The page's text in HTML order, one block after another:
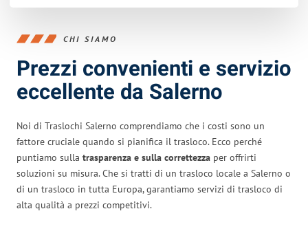
CHI SIAMO
Prezzi convenienti e servizio
eccellente da Salerno
Noi di Traslochi Salerno comprendiamo che i costi sono un
fattore cruciale quando si pianifica il trasloco. Ecco perché
puntiamo sulla trasparenza e sulla correttezza per offrirti
soluzioni su misura. Che si tratti di un trasloco locale a Salerno o
di un trasloco in tutta Europa, garantiamo servizi di trasloco di
alta qualità a prezzi competitivi.